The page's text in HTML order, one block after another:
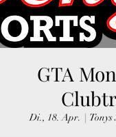
GTA
Di., 18. Apr.
  |